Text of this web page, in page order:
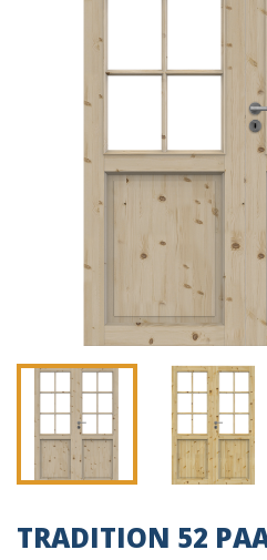
TRADITION 52